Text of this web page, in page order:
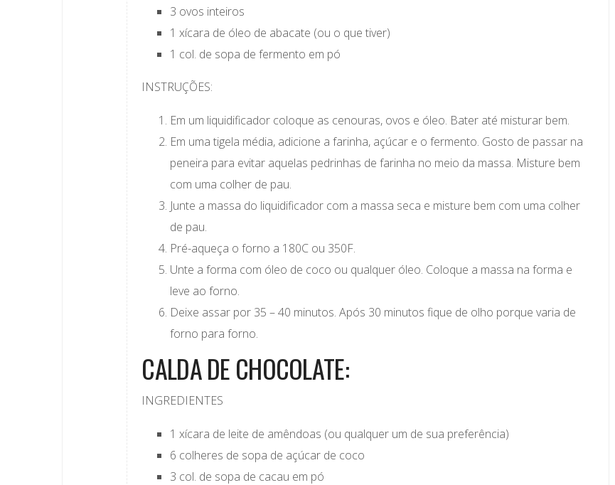
3 ovos inteiros
1 xícara de óleo de abacate (ou o que tiver)
1 col. de sopa de fermento em pó
INSTRUÇÕES:
Em um liquidificador coloque as cenouras, ovos e óleo. Bater até misturar bem.
Em uma tigela média, adicione a farinha, açúcar e o fermento. Gosto de passar na
peneira para evitar aquelas pedrinhas de farinha no meio da massa. Misture bem
com uma colher de pau.
Junte a massa do liquidificador com a massa seca e misture bem com uma colher
de pau.
Pré-aqueça o forno a 180C ou 350F.
Unte a forma com óleo de coco ou qualquer óleo. Coloque a massa na forma e
leve ao forno.
Deixe assar por 35 – 40 minutos. Após 30 minutos fique de olho porque varia de
forno para forno.
CALDA DE CHOCOLATE:
INGREDIENTES
1 xícara de leite de amêndoas (ou qualquer um de sua preferência)
6 colheres de sopa de açúcar de coco
3 col. de sopa de cacau em pó